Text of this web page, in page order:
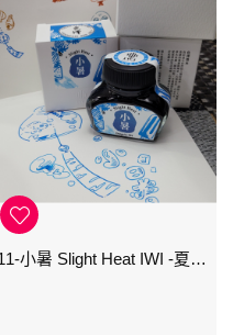
11-小暑 Slight Heat IWI -夏季-24節氣色澤鋼筆墨水